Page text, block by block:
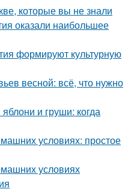
которые вы не знали
оказали наибольшее
формируют культурную
весной: всё, что нужно
и груши: когда
условиях: простое
условиях